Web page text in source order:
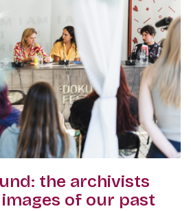
the archivists
of our past